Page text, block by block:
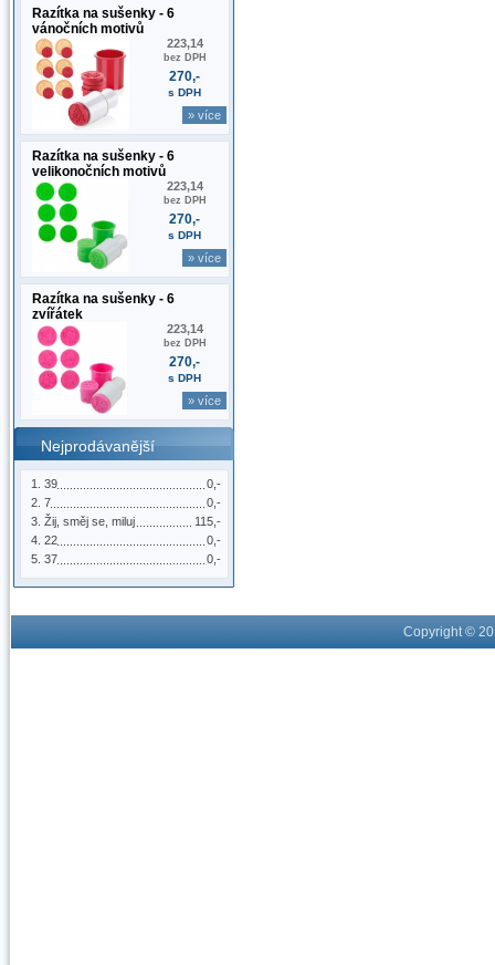
Razítka na sušenky - 6
vánočních motivů
223,14
bez DPH
270,-
s DPH
» více
Razítka na sušenky - 6
velikonočních motivů
223,14
bez DPH
270,-
s DPH
» více
Razítka na sušenky - 6
zvířátek
223,14
bez DPH
270,-
s DPH
» více
Nejprodávanější
0,-
39
0,-
7
115,-
Žij, směj se, miluj
0,-
22
0,-
37
Copyright ©